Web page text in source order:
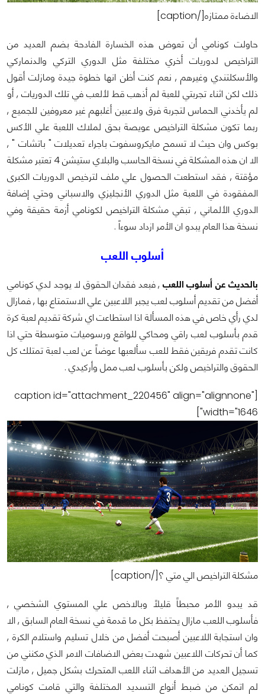
الاضاءة ممتازه[/caption]
حاولت كونامي أن تعوض هذه الخسارة الفادحة بضم العديد من
التراخيص لدوريات أخري مختلفة مثل الدوري التركي والدنماركي
والأسكلتندي وغيرهم , نعم كنت أظن انها خطوة جيدة ومازلت أقول
ذلك لكن اثناء تجربتي للعبة لم أذهب قط لألعب في تلك الدوريات , أو
لم يأخدني الحماس لتجربة فرق ولاعبين أغلبهم غير معروفين للجميع ,
ربما تكون مشكلة التراخيص عويصة بحق لملاك اللعبة علي الأكس
بوكس وان حيث لا تسمح مايكروسفوت باجراء تعديلات " باتشات " ,
الا ان هذه المشكلة في نسخة الحاسب والبلاي ستيشن 4 تعتبر مشكلة
مؤقتة , فقد استطعت الحصول علي ملف لترخيص الدوريات الكبرى
المفقودة في اللعبة مثل الدوري الأنجليزي والاسباني وحتي إضافة
الدوري الألماني , تبقي مشكلة التراخيص لكونامي أزمة حقيقة وفي
نسخة هذا العام يبدو ان الأمر ازداد سوءاً .
أسلوب اللعب
بالحديث عن أسلوب اللعب , فبعد فقدان الحقوق لا يوجد لدي كونامي
أفضل من تقديم أسلوب لعب يجبر اللاعبين علي الاستمتاع بها , فمازال
لدي رأي خاص في هذه المسألة اذا استطاعت اي شركة تقديم لعبة كرة
قدم بأسلوب لعب راقي ومحاكي للواقع ورسوميات متوسطة حتي اذا
كانت تقدم فريقين فقط للعب سألعبها عوضاً عن لعب لعبة تمتلك كل
الحقوق والتراخيص ولكن بأسلوب لعب ممل وأركيدي .
[caption id="attachment_220456" align="alignnone"
width="1646"]
مشكلة التراخيص الي متي ؟[/caption]
قد يبدو الأمر محبطاً قليلاً وبالاخص علي المستوي الشخصي ,
فأسلوب اللعب مازال يحتفظ بكل ما قدمة في نسخة العام السابق , الا
وان استجابة اللاعبين أصبحت أفضل من خلال تسليم واستلام الكرة ,
كما أن تحركات اللاعبين شهدت بعض الاضافات الامر الذي مكنني من
تسجيل العديد من الأهداف اثناء اللعب المتحرك بشكل جميل , مازلت
لم اتمكن من ضبط أنواع التسديد المختلفة والتي قامت كونامي